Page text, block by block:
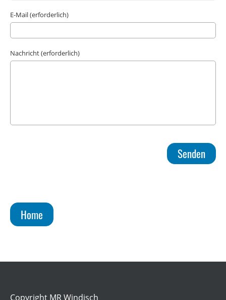
E-Mail (erforderlich)
Nachricht (erforderlich)
Home
Copyright MR Windisch